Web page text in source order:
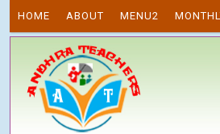
HOME ABOUT MENU2